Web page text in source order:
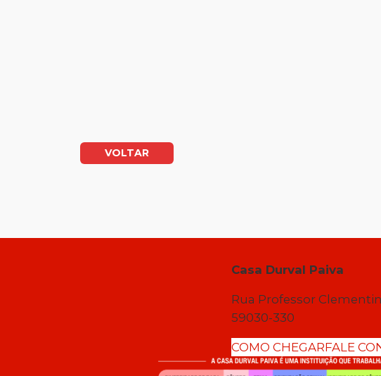
VOLTAR
Casa Durval Paiva
Rua Professor
59030-330
COMO CHEGARFALE